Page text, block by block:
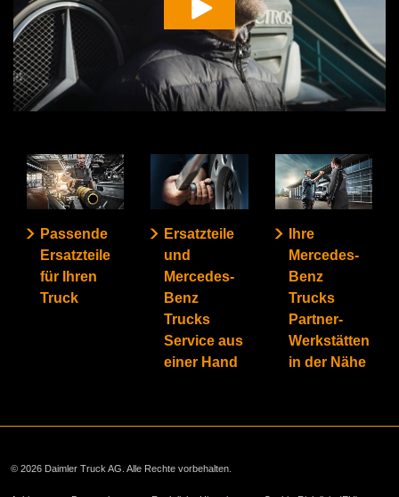
Play
Passende
Ersatzteile
für Ihren
Truck
Ersatzteile
und
Mercedes-
Benz
Trucks
Service aus
einer Hand
Ihre
Mercedes-
Benz
Trucks
Partner-
Werkstätten
in der Nähe
© 2026 Daimler Truck AG. Alle Rechte vorbehalten.